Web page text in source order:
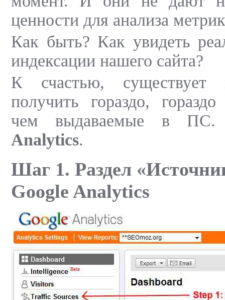
ценности для анализа
Как быть? Как увидеть
индексации нашего сайта?
К счастью, существует
получить гораздо,
чем выдаваемые в
Analytics.
Шаг 1. Раздел
Google Analytics